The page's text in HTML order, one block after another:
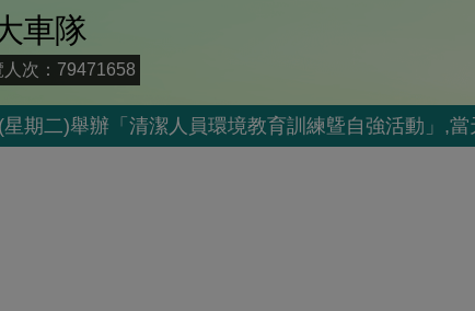
車隊
人次：79471658
期二)舉辦「清潔人員環境教育訓練曁自強活動」,